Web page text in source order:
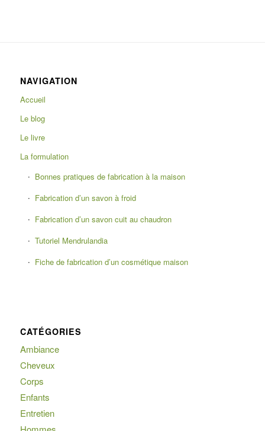
NAVIGATION
Accueil
Le blog
Le livre
La formulation
Bonnes pratiques de fabrication à la maison
Fabrication d’un savon à froid
Fabrication d’un savon cuit au chaudron
Tutoriel Mendrulandia
Fiche de fabrication d’un cosmétique maison
CATÉGORIES
Ambiance
Cheveux
Corps
Enfants
Entretien